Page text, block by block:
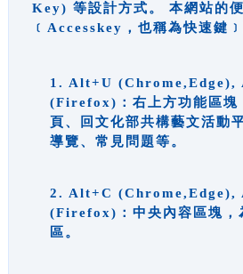
Key) 等設計方式。 本網站的
﹝Accesskey，也稱為快速鍵﹞
1. Alt+U (Chrome,Edge),
(Firefox)：右上方功能區塊
頁、回文化部共構藝文活動
導覽、常見問題等。
2. Alt+C (Chrome,Edge),
(Firefox)：中央內容區塊，
區。